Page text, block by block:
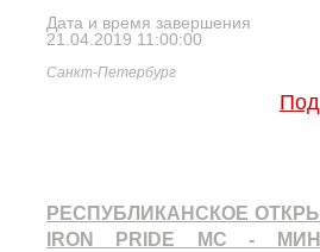
Дата и время завершения
21.04.2019 11:00:00
Санкт-Петербург
РЕСПУБЛИКАНСКОЕ
IRON PRIDE MC -